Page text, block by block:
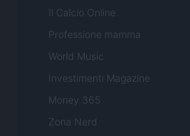
Il Calcio Online
Professione mamma
World Music
Investimenti Magazine
Money 365
Zona Nerd